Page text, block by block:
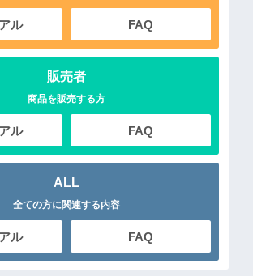
ル FAQ
販売者
商品を販売する方
ル FAQ
ALL
全ての方に関連する内容
ル FAQ